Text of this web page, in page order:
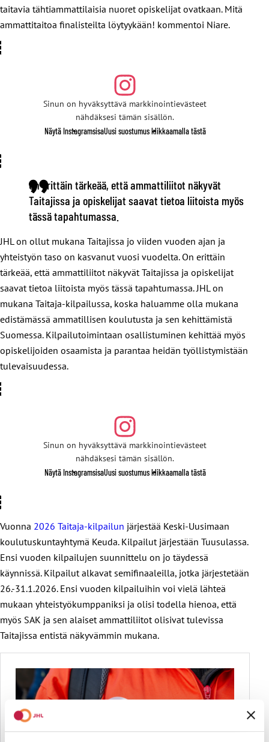
taitavia tähtiammattilaisia nuoret opiskelijat ovatkaan. Mitä
ammattitaitoa finalisteilta löytyykään! kommentoi Niare.
Sinun on hyväksyttävä markkinointievästeet
nähdäksesi tämän sisällön.
Näytä InstagramsisaUusi suostumus klikkaamalla tästä
On erittäin tärkeää, että ammattiliitot näkyvät
Taitajissa ja opiskelijat saavat tietoa liitoista myös
tässä tapahtumassa.
JHL on ollut mukana Taitajissa jo viiden vuoden ajan ja
yhteistyön taso on kasvanut vuosi vuodelta. On erittäin
tärkeää, että ammattiliitot näkyvät Taitajissa ja opiskelijat
saavat tietoa liitoista myös tässä tapahtumassa. JHL on
mukana Taitaja-kilpailussa, koska haluamme olla mukana
edistämässä ammatillisen koulutusta ja sen kehittämistä
Suomessa. Kilpailutoimintaan osallistuminen kehittää myös
opiskelijoiden osaamista ja parantaa heidän työllistymistään
tulevaisuudessa.
Sinun on hyväksyttävä markkinointievästeet
nähdäksesi tämän sisällön.
Näytä InstagramsisaUusi suostumus klikkaamalla tästä
Vuonna 2026 Taitaja-kilpailun järjestää Keski-Uusimaan
koulutuskuntayhtymä Keuda. Kilpailut järjestään Tuusulassa.
Ensi vuoden kilpailujen suunnittelu on jo täydessä
käynnissä. Kilpailut alkavat semifinaaleilla, jotka järjestetään
26.-31.1.2026. Ensi vuoden kilpailuihin voi vielä lähteä
mukaan yhteistyökumppaniksi ja olisi todella hienoa, että
myös SAK ja sen alaiset ammattiliitot olisivat tulevissa
Taitajissa entistä näkyvämmin mukana.